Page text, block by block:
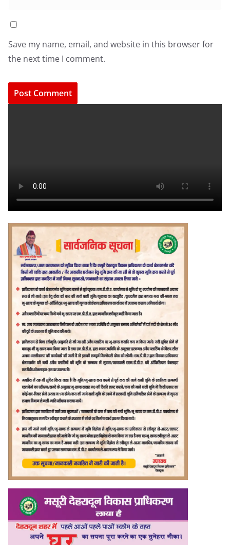
Save my name, email, and website in this browser for
the next time I comment.